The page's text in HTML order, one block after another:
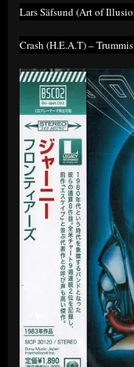
Lars Säfsund (Art of
Crash (H.E.A.T) – Trummis